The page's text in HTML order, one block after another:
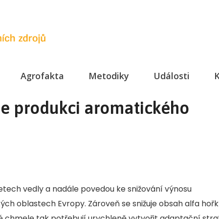
Agrofakta Metodiky Události
produkci aromatického
vedly a nadále povedou ke snižování výnosu
oblastech Evropy. Zároveň se snižuje obsah alfa